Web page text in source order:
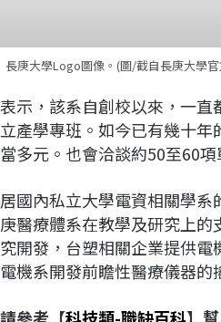
長庚大學Logo圖像。(圖/截自長庚大學
示，該系自創校以來，一
產學專班。如今已有幾十年
多元。也會洽談約50至60
國內私立大學電資相關學
醫療體系在教學及研究上的
開發，台塑相關企業提供
機系開發前瞻性醫療儀器的
參考【科技類-職缺百科】